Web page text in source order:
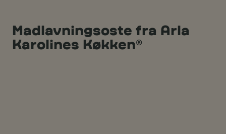
Madlavningsoste fra Arla
Karolines Køkken®